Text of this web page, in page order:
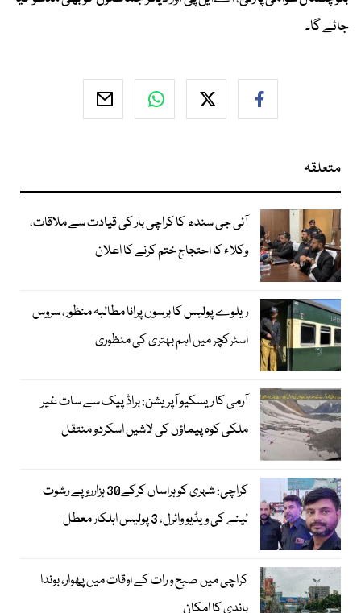
جائے گا۔
متعلقہ
آئی جی سندھ کا کراچی بار کی قیادت سے ملاقات،
وکلاء کا احتجاج ختم کرنے کا اعلان
ریلوے پولیس کا برسوں پرانا مطالبہ منظور، سروس
اسٹرکچر میں اہم بہتری کی منظوری
آرمی کا ریسکیو آپریشن: براڈ پیک سے سات غیر
ملکی کوہ پیماؤں کی لاشیں اسکردو منتقل
کراچی: شہری کو ہراساں کرکے30 ہزارروپے رشوت
لینے کی ویڈیو وائرل، 3 پولیس اہلکار معطل
کراچی میں صبح و رات کے اوقات میں پھوار، بوندا
باندی کا امکان